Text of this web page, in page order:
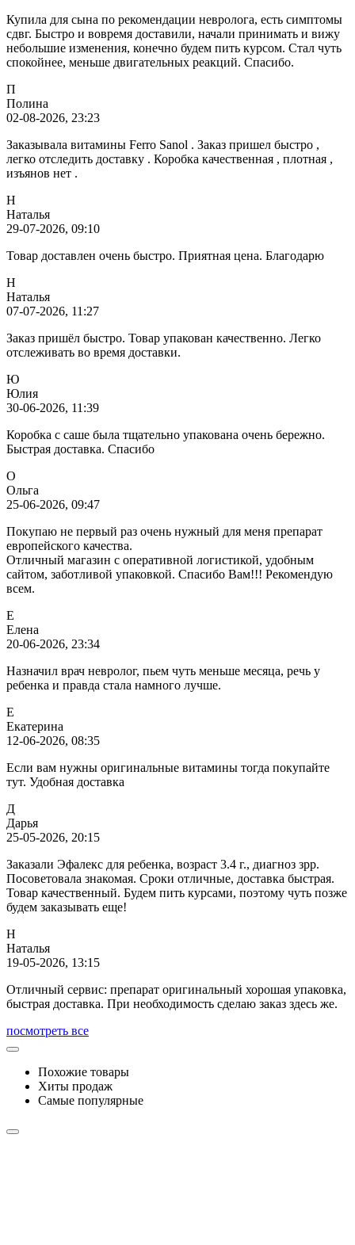
Купила для сына по рекомендации невролога, есть симптомы
сдвг. Быстро и вовремя доставили, начали принимать и вижу
небольшие изменения, конечно будем пить курсом. Стал чуть
спокойнее, меньше двигательных реакций. Спасибо.
П
Полина
02-08-2026, 23:23
Заказывала витамины Ferro Sanol . Заказ пришел быстро ,
легко отследить доставку . Коробка качественная , плотная ,
изъянов нет .
Н
Наталья
29-07-2026, 09:10
Товар доставлен очень быстро. Приятная цена. Благодарю
Н
Наталья
07-07-2026, 11:27
Заказ пришёл быстро. Товар упакован качественно. Легко
отслеживать во время доставки.
Ю
Юлия
30-06-2026, 11:39
Коробка с саше была тщательно упакована очень бережно.
Быстрая доставка. Спасибо
О
Ольга
25-06-2026, 09:47
Покупаю не первый раз очень нужный для меня препарат
европейского качества.
Отличный магазин с оперативной логистикой, удобным
сайтом, заботливой упаковкой. Спасибо Вам!!! Рекомендую
всем.
Е
Елена
20-06-2026, 23:34
Назначил врач невролог, пьем чуть меньше месяца, речь у
ребенка и правда стала намного лучше.
Е
Екатерина
12-06-2026, 08:35
Если вам нужны оригинальные витамины тогда покупайте
тут. Удобная доставка
Д
Дарья
25-05-2026, 20:15
Заказали Эфалекс для ребенка, возраст 3.4 г., диагноз зрр.
Посоветовала знакомая. Сроки отличные, доставка быстрая.
Товар качественный. Будем пить курсами, поэтому чуть позже
будем заказывать еще!
Н
Наталья
19-05-2026, 13:15
Отличный сервис: препарат оригинальный хорошая упаковка,
быстрая доставка. При необходимость сделаю заказ здесь же.
посмотреть все
Похожие товары
Хиты продаж
Самые популярные